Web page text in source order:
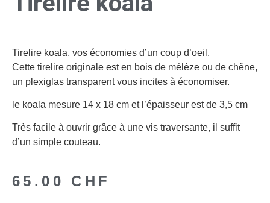
Tirelire koala, vos économies d’un coup d’oeil.
Cette tirelire originale est en bois de mélèze ou de chêne,
un plexiglas transparent vous incites à économiser.
le koala mesure 14 x 18 cm et l’épaisseur est de 3,5 cm
Très facile à ouvrir grâce à une vis traversante, il suffit
d’un simple couteau.
65.00 CHF